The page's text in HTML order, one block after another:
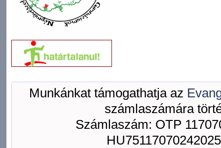
Munkánkat támogathatja az
számlaszámára
Számlaszám: OTP